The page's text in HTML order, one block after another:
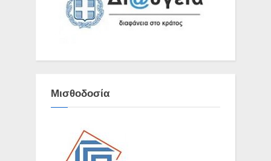
Μισθοδοσία